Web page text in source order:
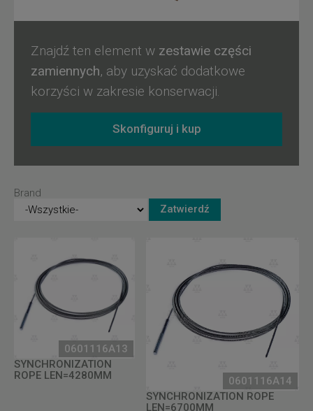
Znajdź ten element w zestawie części
zamiennych, aby uzyskać dodatkowe
korzyści w zakresie konserwacji.
Skonfiguruj i kup
Brand
0601116A13
SYNCHRONIZATION
ROPE LEN=4280MM
0601116A14
SYNCHRONIZATION ROPE
LEN=6700MM